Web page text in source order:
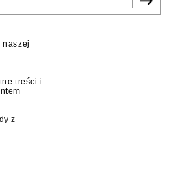
naszej
treści i
z